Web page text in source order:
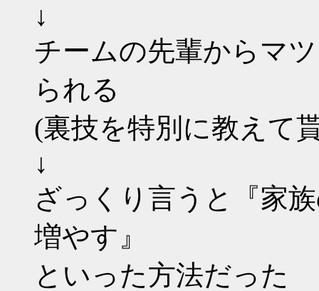
↓
チームの先輩からマ
られる
(裏技を特別に教えて
↓
ざっくり言うと『家
増やす』
といった方法だった